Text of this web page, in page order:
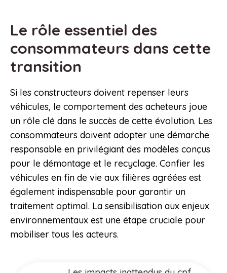
Le rôle essentiel des
consommateurs dans cette
transition
Si les constructeurs doivent repenser leurs
véhicules, le comportement des acheteurs joue
un rôle clé dans le succès de cette évolution. Les
consommateurs doivent adopter une démarche
responsable en privilégiant des modèles conçus
pour le démontage et le recyclage. Confier les
véhicules en fin de vie aux filières agréées est
également indispensable pour garantir un
traitement optimal. La sensibilisation aux enjeux
environnementaux est une étape cruciale pour
mobiliser tous les acteurs.